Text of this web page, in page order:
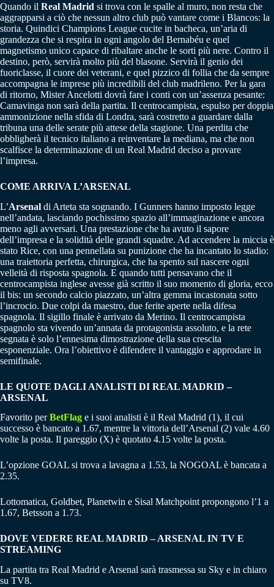
Quando il Real Madrid si trova con le spalle al muro, non resta che
aggrapparsi a ciò che nessun altro club può vantare come i Blancos: la
storia. Quindici Champions League cucite in bacheca, un’aria di
grandezza che si respira in ogni angolo del Bernabéu e quel
magnetismo unico capace di ribaltare anche le sorti più nere. Contro il
destino, però, servirà molto più del blasone. Servirà il genio dei
fuoriclasse, il cuore dei veterani, e quel pizzico di follia che da sempre
accompagna le imprese più incredibili del club madrileno. Per la gara
di ritorno, Mister Ancelotti dovrà fare i conti con un’assenza pesante:
Camavinga non sarà della partita. Il centrocampista, espulso per doppia
ammonizione nella sfida di Londra, sarà costretto a guardare dalla
tribuna una delle serate più attese della stagione. Una perdita che
obbligherà il tecnico italiano a reinventare la mediana, ma che non
scalfisce la determinazione di un Real Madrid deciso a provare
l’impresa.
COME ARRIVA L’ARSENAL
L’Arsenal di Arteta sta sognando. I Gunners hanno imposto legge
nell’andata, lasciando pochissimo spazio all’immaginazione e ancora
meno agli avversari. Una prestazione che ha avuto il sapore
dell’impresa e la solidità delle grandi squadre. Ad accendere la miccia è
stato Rice, con una pennellata su punizione che ha incantato lo stadio:
una traiettoria perfetta, chirurgica, che ha spento sul nascere ogni
velleità di risposta spagnola. E quando tutti pensavano che il
centrocampista inglese avesse già scritto il suo momento di gloria, ecco
il bis: un secondo calcio piazzato, un’altra gemma incastonata sotto
l’incrocio. Due colpi da maestro, due ferite aperte nella difesa
spagnola. Il sigillo finale è arrivato da Merino. Il centrocampista
spagnolo sta vivendo un’annata da protagonista assoluto, e la rete
segnata è solo l’ennesima dimostrazione della sua crescita
esponenziale. Ora l’obiettivo è difendere il vantaggio e approdare in
semifinale.
LE QUOTE DAGLI ANALISTI DI REAL MADRID –
ARSENAL
Favorito perBetFlag e i suoi analisti è il Real Madrid (1), il cui
successo è bancato a 1.67, mentre la vittoria dell’Arsenal (2) vale 4.60
volte la posta. Il pareggio (X) è quotato 4.15 volte la posta.
L’opzione GOAL si trova a lavagna a 1.53, la NOGOAL è bancata a
2.35.
Lottomatica, Goldbet, Planetwin e Sisal Matchpoint propongono l’1 a
1.67, Betsson a 1.73.
DOVE VEDERE REAL MADRID – ARSENAL IN TV E
STREAMING
La partita tra Real Madrid e Arsenal sarà trasmessa su Sky e in chiaro
su TV8.